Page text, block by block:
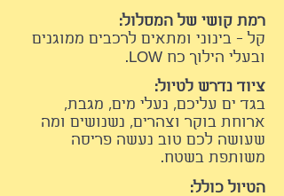
רמת קושי של המסלול:
קל - בינוני ומתאים לרכבים ממוגנים
ובעלי הילוך כח LOW.
ציוד נדרש לטיול:
בגד ים עליכם, נעלי מים, מגבת,
ארוחת בוקר וצהרים, נשנושים ומה
שעושה לכם טוב נעשה פריסה
משותפת בשטח.
הטיול כולל: